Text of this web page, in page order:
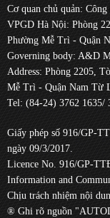
Cơ quan chủ quản:
VPGD Hà Nội: Phòng
Phường Mễ Trì - Quận
Governing body: A&D
Address: Phòng 2205,
Mễ Trì - Quận Nam Từ
Tel: (84-24) 3762 1635/
Giấy phép số 916/GP-
ngày 09/3/2017.
Licence No. 916/GP-
Information and
Chịu trách nhiệm nội
® Ghi rõ nguồn